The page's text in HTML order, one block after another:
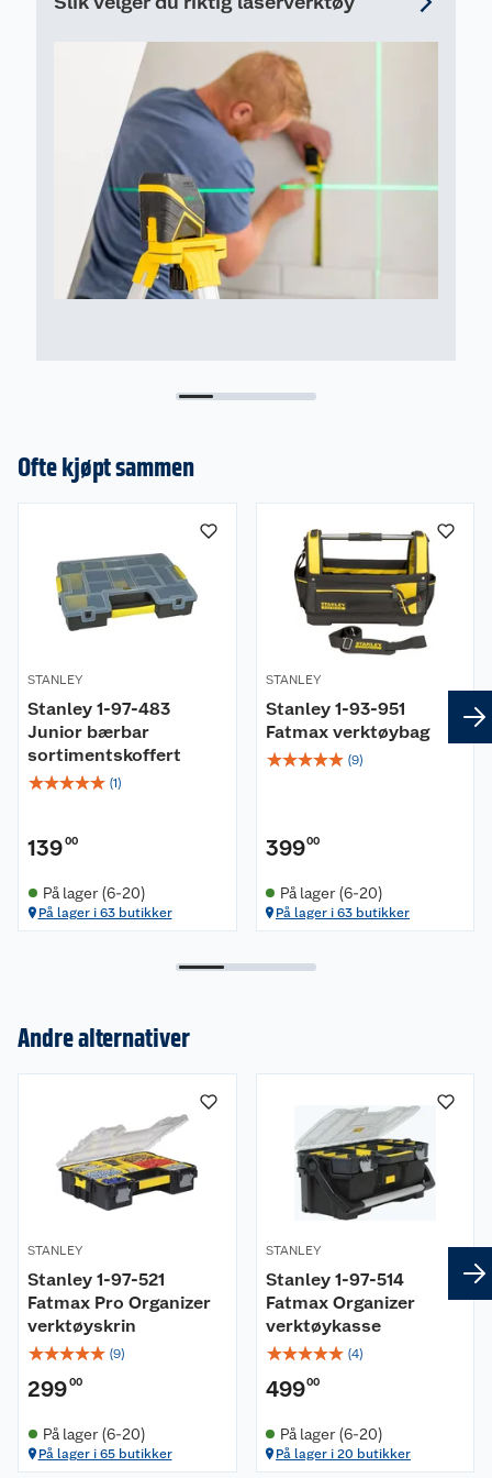
Ofte kjøpt sammen
STANLEY
Stanley 1-97-483
Junior bærbar
sortimentskoffert
☆☆☆☆☆ (1)
13900
På lager (6-20)
På lager i 63 butikker
STANLEY
Stanley 1-93-951
Fatmax verktøybag
☆☆☆☆☆ (9)
39900
På lager (6-20)
På lager i 63 butikker
Andre alternativer
STANLEY
Stanley 1-97-521
Fatmax Pro Organizer
verktøyskrin
☆☆☆☆☆ (9)
29900
På lager (6-20)
På lager i 65 butikker
STANLEY
Stanley 1-97-514
Fatmax Organizer
verktøykasse
☆☆☆☆☆ (4)
49900
På lager (6-20)
På lager i 20 butikker
Butikker
Kontakt oss
Retur- og angrerett
Reklamasjon
Ofte stilte spørsmål
Leie tilhenger
Om oss
Våre merkevarer
Våre kjeder
Kjøpsvilkår
Personvern
Cookies
Bærekraft
Lavprisløfte
Åpent kjøp
Retur av el-avfall
Hageinspirasjon
Oppussing med utemaling
Oppussing med innemaling
Et varmere hjem
Gulv